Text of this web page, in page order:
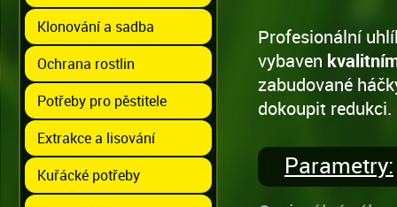
Klonování a sadba
Ochrana rostlin
Potřeby pro pěstitele
Extrakce a lisování
Kuřácké potřeby
Profesionální
vybaven
zabudované
dokoupit redukci.
Parametry: